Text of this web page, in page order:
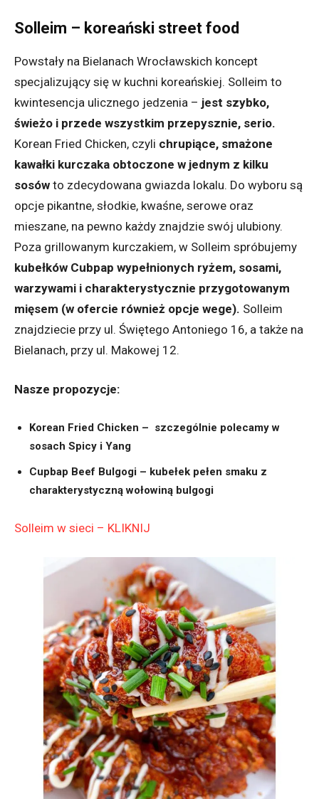
Solleim – koreański street food
Powstały na Bielanach Wrocławskich koncept
specjalizujący się w kuchni koreańskiej. Solleim to
kwintesencja ulicznego jedzenia – jest szybko,
świeżo i przede wszystkim przepysznie, serio.
Korean Fried Chicken, czyli chrupiące, smażone
kawałki kurczaka obtoczone w jednym z kilku
sosów to zdecydowana gwiazda lokalu. Do wyboru są
opcje pikantne, słodkie, kwaśne, serowe oraz
mieszane, na pewno każdy znajdzie swój ulubiony.
Poza grillowanym kurczakiem, w Solleim spróbujemy
kubełków Cubpap wypełnionych ryżem, sosami,
warzywami i charakterystycznie przygotowanym
mięsem (w ofercie również opcje wege). Solleim
znajdziecie przy ul. Świętego Antoniego 16, a także na
Bielanach, przy ul. Makowej 12.
Nasze propozycje:
Korean Fried Chicken – szczególnie polecamy w
sosach Spicy i Yang
Cupbap Beef Bulgogi – kubełek pełen smaku z
charakterystyczną wołowiną bulgogi
Solleim w sieci – KLIKNIJ